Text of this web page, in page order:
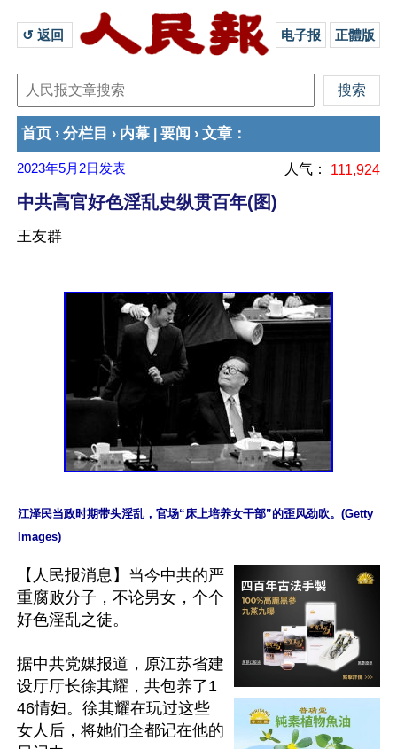
↺ 返回 电子报 正體版
首页 › 分栏目 › 内幕 要闻 › 文章 ：
2023年5月2日 发表 人气： 111,924
中共高官好色淫乱史纵贯百年(图)
王友群
江泽民当政时期带头淫乱，官场“床上培养女干部”的歪风劲吹。(Getty
Images)
【人民报消息】当今中共的严
重腐败分子，不论男女，个个
好色淫乱之徒。
据中共党媒报道，原江苏省建
设厅厅长徐其耀，共包养了1
46情妇。徐其耀在玩过这些
女人后，将她们全都记在他的